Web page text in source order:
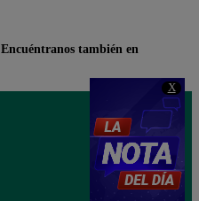
X
Encuéntranos también en